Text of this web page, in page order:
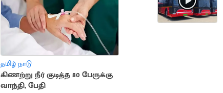
தமிழ் நாடு
கிணற்று நீர் குடித்த 80 பேருக்கு
வாந்தி, பேதி